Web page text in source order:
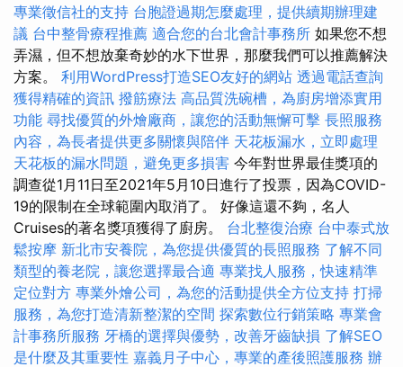
專業徵信社的支持 台胞證過期怎麼處理，提供續期辦理建
議 台中整骨療程推薦 適合您的台北會計事務所 如果您不想
弄濕，但不想放棄奇妙的水下世界，那麼我們可以推薦解決
方案。 利用WordPress打造SEO友好的網站 透過電話查詢
獲得精確的資訊 撥筋療法 高品質洗碗槽，為廚房增添實用
功能 尋找優質的外燴廠商，讓您的活動無懈可擊 長照服務
內容，為長者提供更多關懷與陪伴 天花板漏水，立即處理
天花板的漏水問題，避免更多損害 今年對世界最佳獎項的
調查從1月11日至2021年5月10日進行了投票，因為COVID-
19的限制在全球範圍內取消了。 好像這還不夠，名人
Cruises的著名獎項獲得了廚房。 台北整復治療 台中泰式放
鬆按摩 新北市安養院，為您提供優質的長照服務 了解不同
類型的養老院，讓您選擇最合適 專業找人服務，快速精準
定位對方 專業外燴公司，為您的活動提供全方位支持 打掃
服務，為您打造清新整潔的空間 探索數位行銷策略 專業會
計事務所服務 牙橋的選擇與優勢，改善牙齒缺損 了解SEO
是什麼及其重要性 嘉義月子中心，專業的產後照護服務 辦